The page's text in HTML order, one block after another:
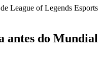
antes do Mundial